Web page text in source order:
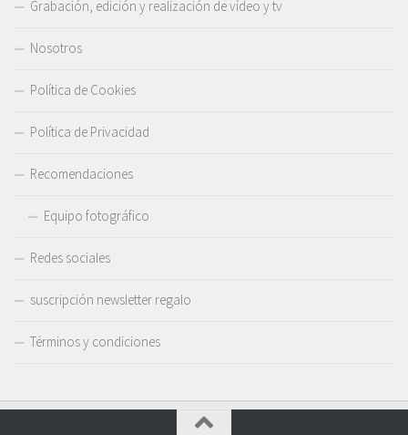
Grabación, edición y realización de vídeo y tv
Nosotros
Política de Cookies
Política de Privacidad
Recomendaciones
Equipo fotográfico
Redes sociales
suscripción newsletter regalo
Términos y condiciones